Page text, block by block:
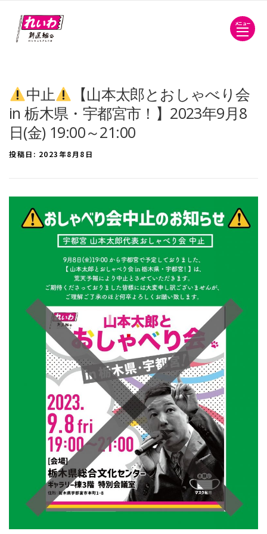
メニュー
中止
【山本太郎とおしゃべり会
in 栃木県・宇都宮市！】2023年9月8
日(金) 19:00～21:00
投稿日: 2023年8月8日